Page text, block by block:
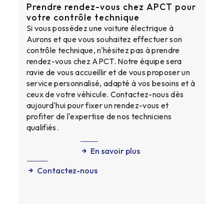
Prendre rendez-vous chez APCT pour
votre contrôle technique
Si vous possédez une voiture électrique à
Aurons et que vous souhaitez effectuer son
contrôle technique, n'hésitez pas à prendre
rendez-vous chez APCT. Notre équipe sera
ravie de vous accueillir et de vous proposer un
service personnalisé, adapté à vos besoins et à
ceux de votre véhicule. Contactez-nous dès
aujourd'hui pour fixer un rendez-vous et
profiter de l'expertise de nos techniciens
qualifiés.
En savoir plus
Contactez-nous